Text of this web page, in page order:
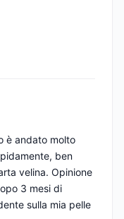
è andato molto
ben
velina. Opinione
3 mesi di
sulla mia pelle